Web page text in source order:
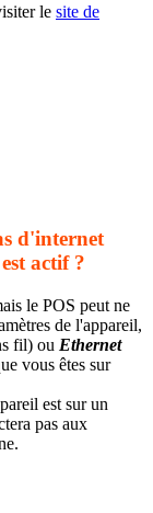
le site de
d'internet
actif ?
le POS peut ne
de l'appareil,
fil) ou Ethernet
vous êtes sur
est sur un
pas aux